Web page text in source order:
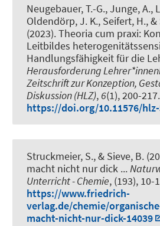
Neugebauer, T.-G., Junge, A.,
Oldendörp, J. K., Seifert, H.,
(2023).Theoria cum praxi:
Leitbildes
Handlungsfähigkeit für die
Herausforderung
Zeitschrift zur Konzeption,
Diskussion (HLZ), 6(1), 200-217.
https://doi.org/10.11576/
Struckmeier, S., & Sieve, B.
macht nicht nur dick ...
Unterricht - Chemie, (193), 10-
https://www.friedrich-
verlag.de/chemie/
macht-nicht-nur-dick-14039